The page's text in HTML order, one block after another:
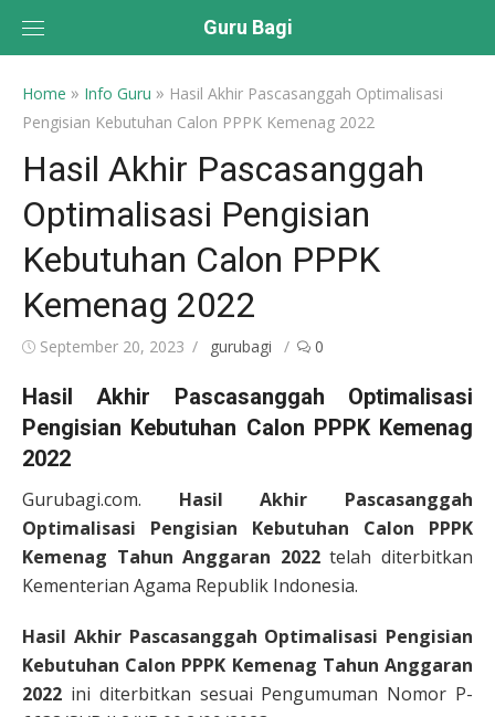
Guru Bagi
Home » Info Guru » Hasil Akhir Pascasanggah Optimalisasi
Pengisian Kebutuhan Calon PPPK Kemenag 2022
Hasil Akhir Pascasanggah
Optimalisasi Pengisian
Kebutuhan Calon PPPK
Kemenag 2022
Posted
September 20, 2023 Author
gurubagi 0
Hasil Akhir Pascasanggah Optimalisasi
Pengisian Kebutuhan Calon PPPK Kemenag
2022
Gurubagi.com. Hasil Akhir Pascasanggah
Optimalisasi Pengisian Kebutuhan Calon PPPK
Kemenag Tahun Anggaran 2022telah diterbitkan
Kementerian Agama Republik Indonesia.
Hasil Akhir Pascasanggah Optimalisasi Pengisian
Kebutuhan Calon PPPK Kemenag Tahun Anggaran
2022 ini diterbitkan sesuai Pengumuman Nomor P-